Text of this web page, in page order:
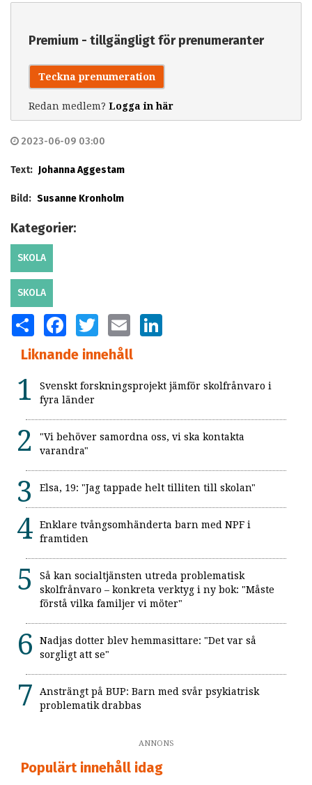
Premium - tillgängligt för prenumeranter
Teckna prenumeration
Redan medlem? Logga in här
2023-06-09 03:00
Text: Johanna Aggestam
Bild: Susanne Kronholm
Kategorier:
SKOLA
SKOLA
SHARE FACEBOOKTWITTER EMAIL
Liknande innehåll
Svenskt forskningsprojekt jämför skolfrånvaro i
fyra länder
"Vi behöver samordna oss, vi ska kontakta
varandra"
Elsa, 19: "Jag tappade helt tilliten till skolan"
Enklare tvångsomhänderta barn med NPF i
framtiden
Så kan socialtjänsten utreda problematisk
skolfrånvaro – konkreta verktyg i ny bok: "Måste
förstå vilka familjer vi möter"
Nadjas dotter blev hemmasittare: "Det var så
sorgligt att se"
Ansträngt på BUP: Barn med svår psykiatrisk
problematik drabbas
ANNONS
Populärt innehåll idag